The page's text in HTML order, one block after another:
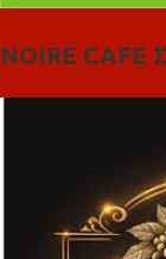
NOIRE